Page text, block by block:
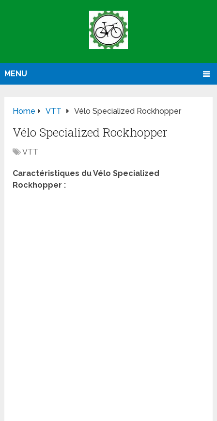
MENU
Home VTT Vélo Specialized Rockhopper
Vélo Specialized Rockhopper
VTT
Caractéristiques du Vélo Specialized
Rockhopper :